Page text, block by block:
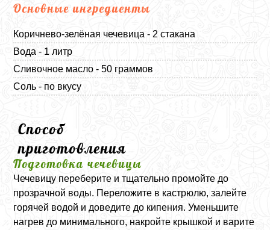
Основные ингредиенты
Коричнево-зелёная чечевица - 2 стакана
Вода - 1 литр
Сливочное масло - 50 граммов
Соль - по вкусу
Способ
приготовления
Подготовка чечевицы
Чечевицу переберите и тщательно промойте до
прозрачной воды. Переложите в кастрюлю, залейте
горячей водой и доведите до кипения. Уменьшите
нагрев до минимального, накройте крышкой и варите